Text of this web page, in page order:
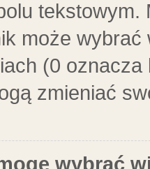
może
(0
zmieniać
wybrać